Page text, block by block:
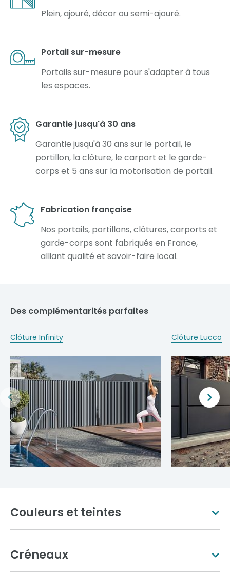
Plein, ajouré, décor ou semi-ajouré.
Portail sur-mesure
Portails sur-mesure pour s'adapter à tous
les espaces.
Garantie jusqu'à 30 ans
Garantie jusqu'à 30 ans sur le portail, le
portillon, la clôture, le carport et le garde-
corps et 5 ans sur la motorisation de portail.
Fabrication française
Nos portails, portillons, clôtures, carports et
garde-corps sont fabriqués en France,
alliant qualité et savoir-faire local.
Des complémentarités parfaites
Clôture Infinity Clôture Lucco
Couleurs et teintes
Créneaux